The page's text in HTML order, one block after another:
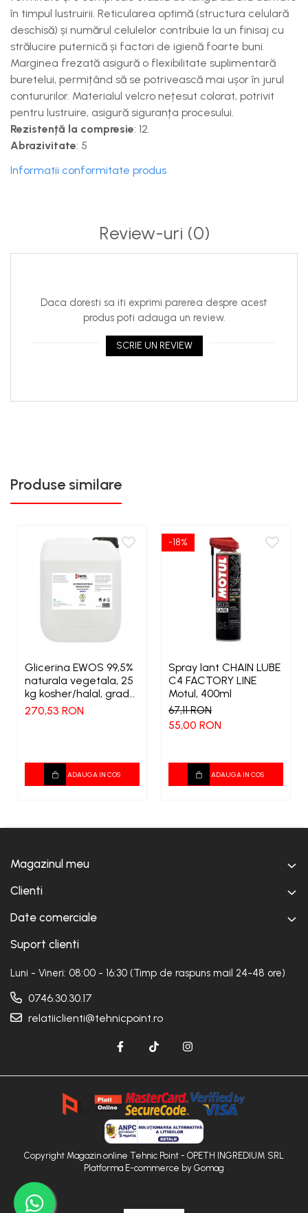
în timpul lustruirii. Reticularea optimă (structura celulară
deschisă) și numărul celulelor contribuie la un finisaj cu
strălucire puternică și factori de igienă foarte buni.
Marginea frezată asigură o flexibilitate suplimentară
buretelui, permițând să se potrivească mai ușor în jurul
contururilor. Materialul velcro nețesut colorat, potrivit
pentru lustruire, asigură siguranța procesului.
Rezistență la compresie: 12.
Abrazivitate: 5
Informatii conformitate produs
Review-uri (0)
Daca doresti sa iti exprimi parerea despre acest
produs poti adauga un review.
SCRIE UN REVIEW
Produse similare
Glicerina EWOS 99,5%
naturala vegetala, 25
kg kosher/halal, grad
farmaceutic
270,53 RON
ADAUGA IN COS
-18%
Spray lant CHAIN LUBE
C4 FACTORY LINE
Motul, 400ml
67,11 RON
55,00 RON
ADAUGA IN COS
Magazinul meu
Clienti
Date comerciale
Suport clienti
Luni - Vineri: 08:00 - 16:30 (Timp de raspuns mail 24-48 ore)
0746.30.30.17
relatiiclienti@tehnicpoint.ro
Copyright Magazin online Tehnic Point - OPETH INGREDIUM SRL
Platforma E-commerce by Gomag